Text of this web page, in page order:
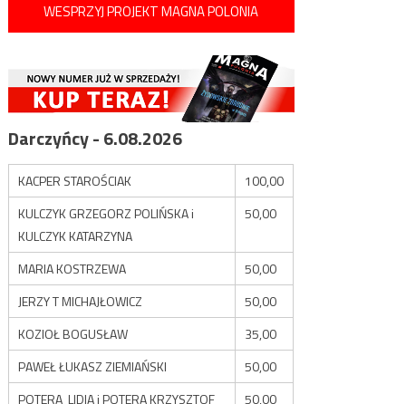
WESPRZYJ PROJEKT MAGNA POLONIA
Darczyńcy - 6.08.2026
KACPER STAROŚCIAK
100,00
KULCZYK GRZEGORZ POLIŃSKA i
KULCZYK KATARZYNA
50,00
MARIA KOSTRZEWA
50,00
JERZY T MICHAJŁOWICZ
50,00
KOZIOŁ BOGUSŁAW
35,00
PAWEŁ ŁUKASZ ZIEMIAŃSKI
50,00
POTERA LIDIA i POTERA KRZYSZTOF
50,00